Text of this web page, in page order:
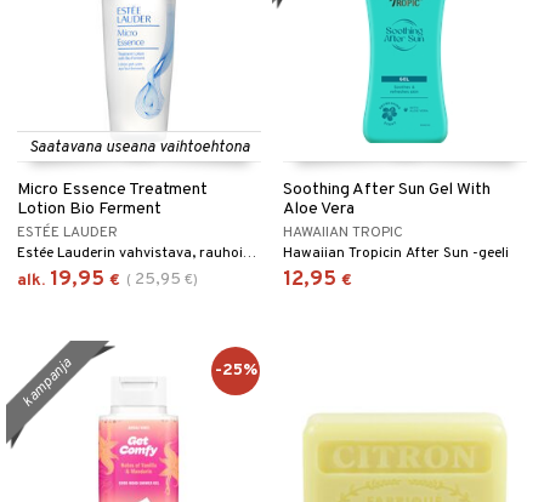
Saatavana useana vaihtoehtona
Micro Essence Treatment
Lotion Bio Ferment
ESTÉE LAUDER
Estée Lauderin vahvistava, rauhoittava, hoitava ja kirkastava vesi
alk. 19,95 € ( 25,95 €)
Soothing After Sun Gel With
Aloe Vera
HAWAIIAN TROPIC
Hawaiian Tropicin After Sun -geeli
12,95 €
kampanja -25%